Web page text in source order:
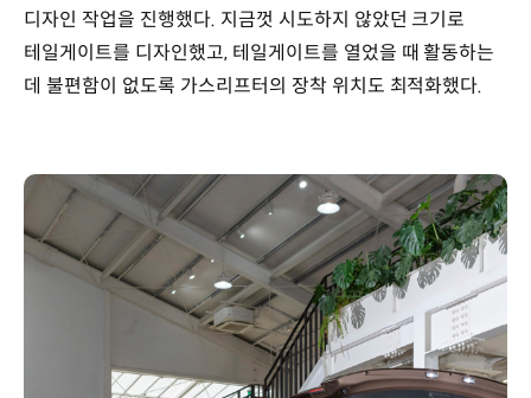
디자인 작업을 진행했다. 지금껏 시도하지 않았던 크기로
테일게이트를 디자인했고, 테일게이트를 열었을 때 활동하는
데 불편함이 없도록 가스리프터의 장착 위치도 최적화했다.